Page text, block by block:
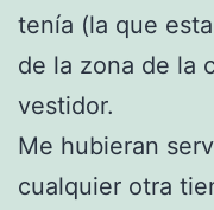
tenía (la que
de la zona de la
vestidor.
Me hubieran
cualquier otra